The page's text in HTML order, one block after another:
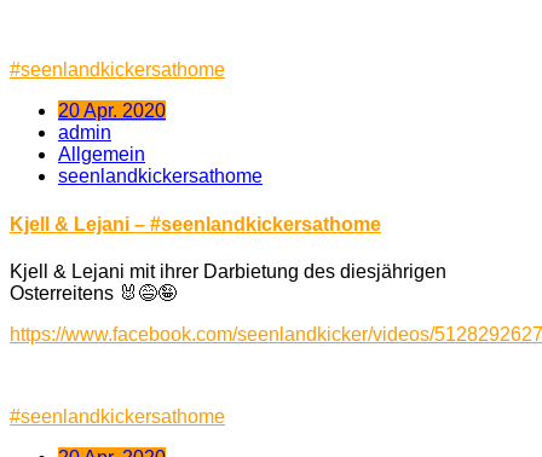
#seenlandkickersathome
20 Apr. 2020
admin
Allgemein
seenlandkickersathome
Kjell & Lejani – #seenlandkickersathome
Kjell & Lejani mit ihrer Darbietung des diesjährigen
Osterreitens 🐰 😅🤪
https://www.facebook.com/seenlandkicker/videos/
#seenlandkickersathome